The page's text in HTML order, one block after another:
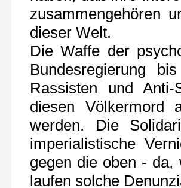
zusammengehören
dieser Welt.
Die Waffe der
Bundesregierung
Rassisten und
diesen Völkermord
werden. Die
imperialistische
gegen die oben -
laufen solche